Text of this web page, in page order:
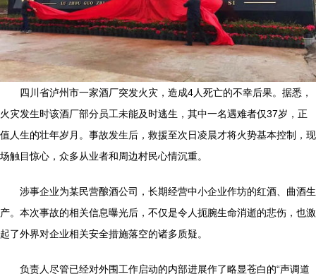
四川省泸州市一家酒厂突发火灾，造成4人死亡的不幸后果。据悉，
火灾发生时该酒厂部分员工未能及时逃生，其中一名遇难者仅37岁，正
值人生的壮年岁月。事故发生后，救援至次日凌晨才将火势基本控制，现
场触目惊心，众多从业者和周边村民心情沉重。
涉事企业为某民营酿酒公司，长期经营中小企业作坊的红酒、曲酒生
产。本次事故的相关信息曝光后，不仅是令人扼腕生命消逝的悲伤，也激
起了外界对企业相关安全措施落空的诸多质疑。
负责人尽管已经对外围工作启动的内部进展作了略显苍白的“声调道